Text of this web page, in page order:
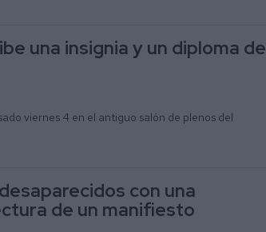
una insignia y un diploma de
viernes 4 en el antiguo salón de plenos del
con una
de un manifiesto